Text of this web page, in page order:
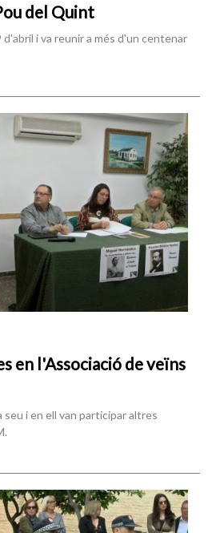
del Quint
i va reunir a més d'un centenar
en l'Associació de veïns
seu i en ell van participar altres